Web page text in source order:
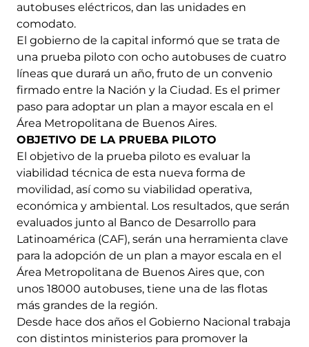
autobuses eléctricos, dan las unidades en
comodato.
El gobierno de la capital informó que se trata de
una prueba piloto con ocho autobuses de cuatro
líneas que durará un año, fruto de un convenio
firmado entre la Nación y la Ciudad. Es el primer
paso para adoptar un plan a mayor escala en el
Área Metropolitana de Buenos Aires.
OBJETIVO DE LA PRUEBA PILOTO
El objetivo de la prueba piloto es evaluar la
viabilidad técnica de esta nueva forma de
movilidad, así como su viabilidad operativa,
económica y ambiental. Los resultados, que serán
evaluados junto al Banco de Desarrollo para
Latinoamérica (CAF), serán una herramienta clave
para la adopción de un plan a mayor escala en el
Área Metropolitana de Buenos Aires que, con
unos 18000 autobuses, tiene una de las flotas
más grandes de la región.
Desde hace dos años el Gobierno Nacional trabaja
con distintos ministerios para promover la